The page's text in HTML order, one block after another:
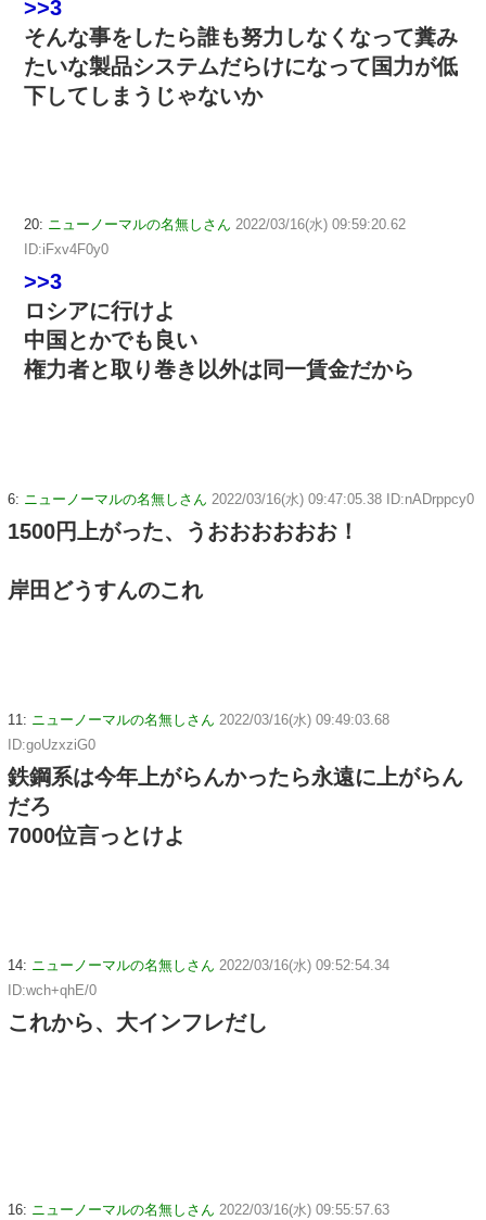
>>3
そんな事をしたら誰も努力しなくなって糞み
たいな製品システムだらけになって国力が低
下してしまうじゃないか
20: ニューノーマルの名無しさん 2022/03/16(水) 09:59:20.62
ID:iFxv4F0y0
>>3
ロシアに行けよ
中国とかでも良い
権力者と取り巻き以外は同一賃金だから
6: ニューノーマルの名無しさん 2022/03/16(水) 09:47:05.38 ID:nADrppcy0
1500円上がった、うおおおおおお！
岸田どうすんのこれ
11: ニューノーマルの名無しさん 2022/03/16(水) 09:49:03.68
ID:goUzxziG0
鉄鋼系は今年上がらんかったら永遠に上がらん
だろ
7000位言っとけよ
14: ニューノーマルの名無しさん 2022/03/16(水) 09:52:54.34
ID:wch+qhE/0
これから、大インフレだし
16: ニューノーマルの名無しさん 2022/03/16(水) 09:55:57.63